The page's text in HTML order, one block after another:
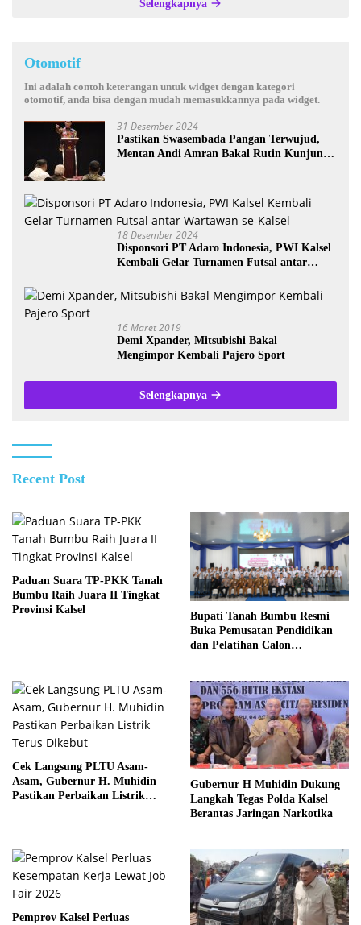
Selengkapnya
Otomotif
Ini adalah contoh keterangan untuk widget dengan kategori
otomotif, anda bisa dengan mudah memasukkannya pada widget.
31 Desember 2024
Pastikan Swasembada Pangan Terwujud,
Mentan Andi Amran Bakal Rutin Kunjungi
18 Desember 2024
Disponsori PT Adaro Indonesia, PWI Kalsel
Kembali Gelar Turnamen Futsal antar
16 Maret 2019
Demi Xpander, Mitsubishi Bakal
Mengimpor Kembali Pajero Sport
Selengkapnya
Recent Post
Paduan Suara TP-PKK Tanah
Bumbu Raih Juara II Tingkat
Provinsi Kalsel
Bupati Tanah Bumbu Resmi
Buka Pemusatan Pendidikan
dan Pelatihan Calon
Cek Langsung PLTU Asam-
Asam, Gubernur H. Muhidin
Pastikan Perbaikan Listrik
Gubernur H Muhidin Dukung
Langkah Tegas Polda Kalsel
Berantas Jaringan Narkotika
Pemprov Kalsel Perluas